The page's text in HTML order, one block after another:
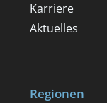
Karriere
Aktuelles
Regionen